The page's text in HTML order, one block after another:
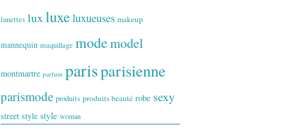
lunettes luxluxeluxueuses makeup
mannequin maquillage modemodel
montmartre parfum parisparisienne
parismode produits produits beauté robe sexy
street style style woman